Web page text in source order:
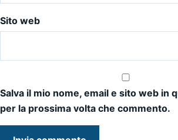
Sito web
Salva il mio nome, email e sito web in
per la prossima volta che commento.